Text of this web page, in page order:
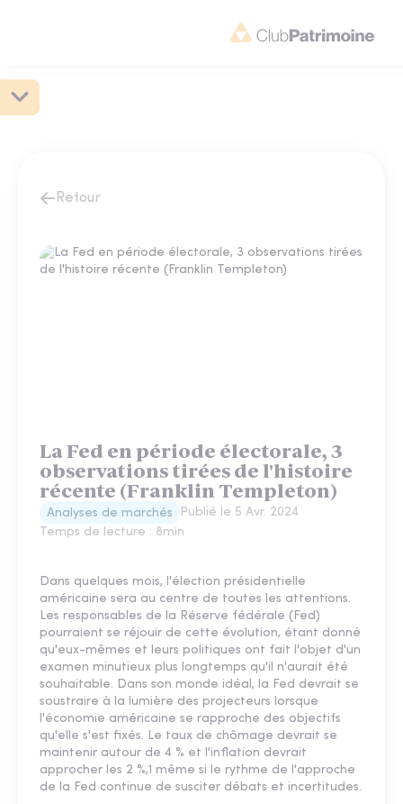
Retour
La Fed en période électorale, 3
observations tirées de l'histoire
récente (Franklin Templeton)
Analyses de marchés Publié le 5 Avr. 2024
Temps de lecture : 8min
Dans quelques mois, l'élection présidentielle
américaine sera au centre de toutes les attentions.
Les responsables de la Réserve fédérale (Fed)
pourraient se réjouir de cette évolution, étant donné
qu'eux-mêmes et leurs politiques ont fait l'objet d'un
examen minutieux plus longtemps qu'il n'aurait été
souhaitable. Dans son monde idéal, la Fed devrait se
soustraire à la lumière des projecteurs lorsque
l'économie américaine se rapproche des objectifs
qu'elle s'est fixés. Le taux de chômage devrait se
maintenir autour de 4 % et l'inflation devrait
approcher les 2 %,1 même si le rythme de l'approche
de la Fed continue de susciter débats et incertitudes.